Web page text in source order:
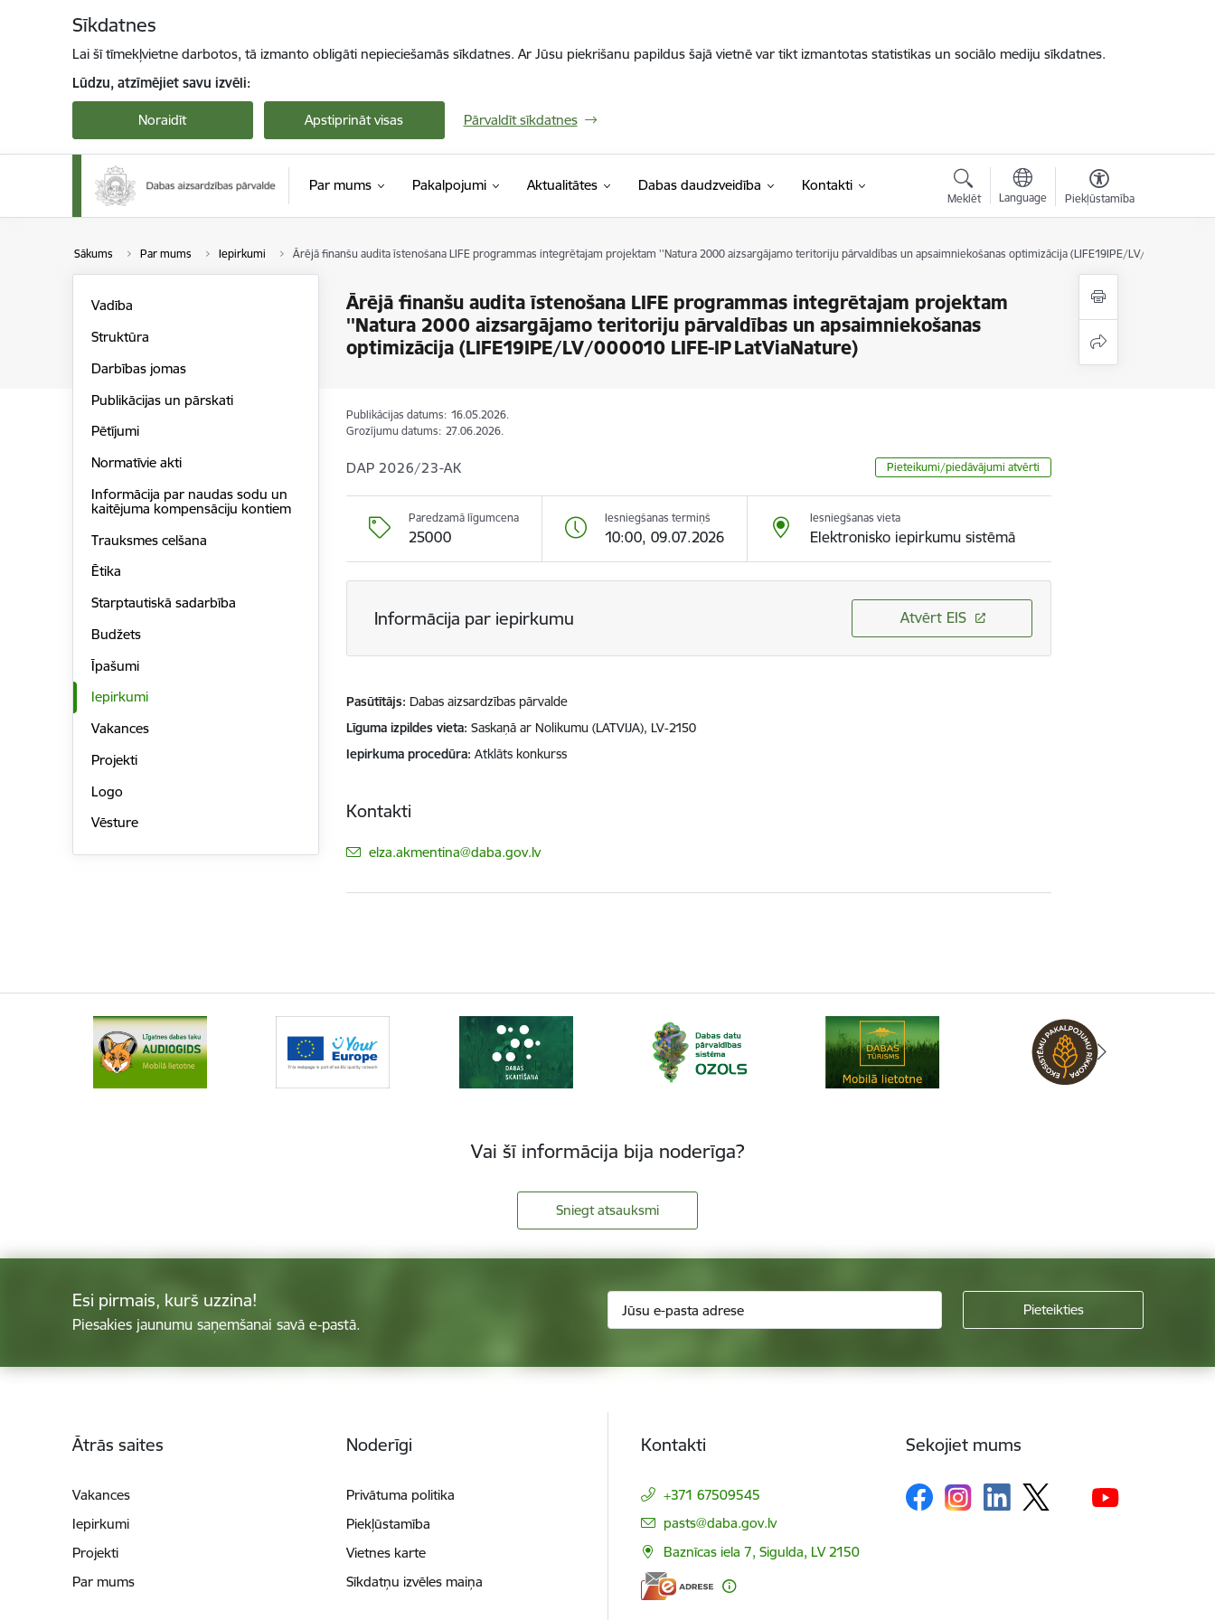
Sīkdatnes
Lai šī tīmekļvietne darbotos, tā izmanto obligāti nepieciešamās sīkdatnes. Ar Jūsu piekrišanu papildus šajā vietnē var tikt izmantotas statistikas un sociālo mediju sīkdatnes.
Lūdzu, atzīmējiet savu izvēli:
Noraidīt Apstiprināt visas Pārvaldīt sīkdatnes
Par mums Pakalpojumi Aktualitātes Dabas daudzveidība Kontakti
Meklēt Language Piekļūstamība
Sākums Par mums Iepirkumi Ārējā finanšu audita īstenošana LIFE programmas integrētajam projektam ''Natura 2000 aizsargājamo teritoriju pārvaldības un apsaimniekošanas optimizācija (LIFE19IPE/LV/000010 LIFE-
Ārējā finanšu audita īstenošana LIFE programmas integrētajam projektam
''Natura 2000 aizsargājamo teritoriju pārvaldības un apsaimniekošanas
optimizācija (LIFE19IPE/LV/000010 LIFE-IP LatViaNature)
Vadība
Struktūra
Darbības jomas
Publikācijas un pārskati
Pētījumi
Normatīvie akti
Informācija par naudas sodu un
kaitējuma kompensāciju kontiem
Trauksmes celšana
Ētika
Starptautiskā sadarbība
Budžets
Īpašumi
Iepirkumi
Vakances
Projekti
Logo
Vēsture
Publikācijas datums: 16.05.2026.
Grozījumu datums: 27.06.2026.
DAP 2026/23-AK Pieteikumi/piedāvājumi atvērti
Paredzamā līgumcena
25000
Iesniegšanas termiņš
10:00, 09.07.2026
Iesniegšanas vieta
Elektronisko iepirkumu sistēmā
Informācija par iepirkumu Atvērt EIS
Pasūtītājs Dabas aizsardzības pārvalde
Līguma izpildes vieta Saskaņā ar Nolikumu (LATVIJA), LV-2150
Iepirkuma procedūra Atklāts konkurss
Kontakti
E-pasts:
elza.akmentina@daba.gov.lv
Vai šī informācija bija noderīga?
Sniegt atsauksmi
Esi pirmais, kurš uzzina!
Piesakies jaunumu saņemšanai savā e-pastā.
Ātrās saites
Vakances
Iepirkumi
Projekti
Par mums
Noderīgi
Privātuma politika
Piekļūstamība
Vietnes karte
Sīkdatņu izvēles maiņa
Kontakti
+371 67509545
E-pasts:
pasts@daba.gov.lv
Baznīcas iela 7, Sigulda, LV 2150
Sekojiet mums